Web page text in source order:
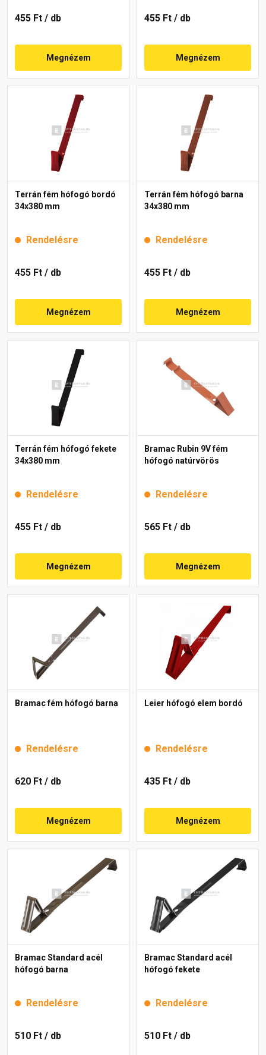
455 Ft / db
Megnézem
455 Ft / db
Megnézem
Terrán fém hófogó bordó
34x380 mm
Rendelésre
455 Ft / db
Megnézem
Terrán fém hófogó barna
34x380 mm
Rendelésre
455 Ft / db
Megnézem
Terrán fém hófogó fekete
34x380 mm
Rendelésre
455 Ft / db
Megnézem
Bramac Rubin 9V fém
hófogó natúrvörös
Rendelésre
565 Ft / db
Megnézem
Bramac fém hófogó barna
Rendelésre
620 Ft / db
Megnézem
Leier hófogó elem bordó
Rendelésre
435 Ft / db
Megnézem
Bramac Standard acél
hófogó barna
Rendelésre
510 Ft / db
Bramac Standard acél
hófogó fekete
Rendelésre
510 Ft / db